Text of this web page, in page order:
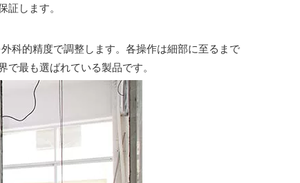
します。
科的精度で調整します。各操作は細部に至るまで
最も選ばれている製品です。